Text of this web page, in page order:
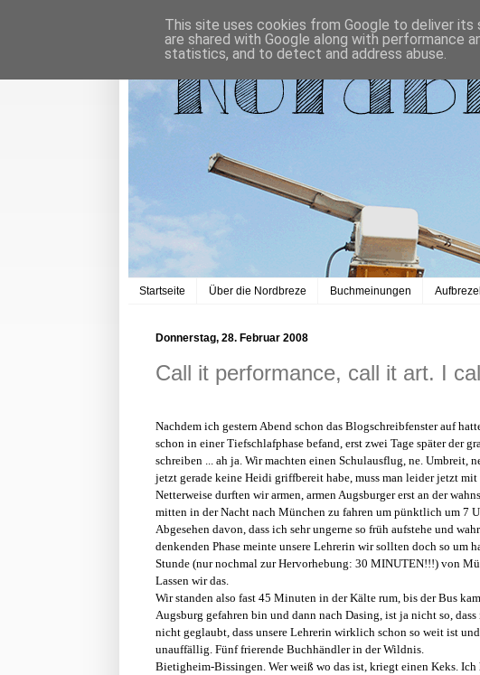
Startseite Über die Nordbreze Buchmeinungen
Donnerstag, 28. Februar 2008
Call it performance, call it art. I
Nachdem ich gestern Abend schon das Blogschreibfenster auf
schon in einer Tiefschlafphase befand, erst zwei Tage später
schreiben ... ah ja. Wir machten einen Schulausflug, ne. Umbreit,
jetzt gerade keine Heidi griffbereit habe, muss man leider jetzt
Netterweise durften wir armen, armen Augsburger erst an der
mitten in der Nacht nach München zu fahren um pünktlich um 7
Abgesehen davon, dass ich sehr ungerne so früh aufstehe und
denkenden Phase meinte unsere Lehrerin wir sollten doch so
Stunde (nur nochmal zur Hervorhebung: 30 MINUTEN!!!) von
Lassen wir das.
Wir standen also fast 45 Minuten in der Kälte rum, bis der Bus
Augsburg gefahren bin und dann nach Dasing, ist ja nicht so,
nicht geglaubt, dass unsere Lehrerin wirklich schon so weit ist
unauffällig. Fünf frierende Buchhändler in der Wildnis.
Bietigheim-Bissingen. Wer weiß wo das ist, kriegt einen Keks. Ich
This site uses cookies from Google to deliver its
are shared with Google along with performance
statistics, and to detect and address abuse.